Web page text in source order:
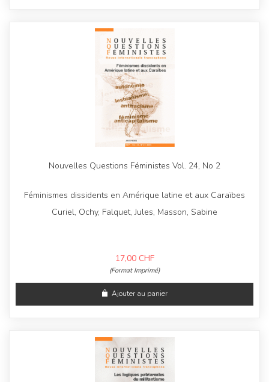
Nouvelles Questions Féministes Vol. 24, No 2
Féminismes dissidents en Amérique latine et aux Caraïbes
Curiel, Ochy, Falquet, Jules, Masson, Sabine
17,00 CHF
(Format Imprimé)
Ajouter au panier